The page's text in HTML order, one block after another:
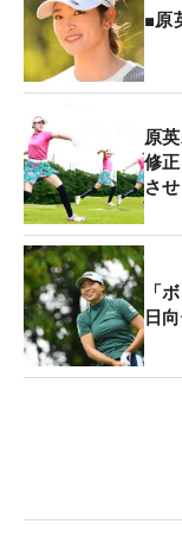
入れた後半は、
ングが入ってく
ーボギー。気持
海外遠征に弾み
ホールアウト後
して挙げたのは
含むアプローチ
■原
原
修
さ
「
日